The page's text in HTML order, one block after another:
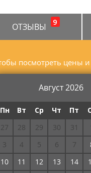
ОТЗЫВЫ 9
посмотреть цены
Август 2026
Пн Вт Ср Чт Пт
27
28 29 30 31
3
4 5 6 7
10
11 12 13 14
двухместный
Бесплатный Wi-Fi
Потребуется предоплата